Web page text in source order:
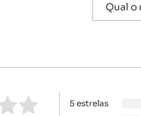
5 estrelas